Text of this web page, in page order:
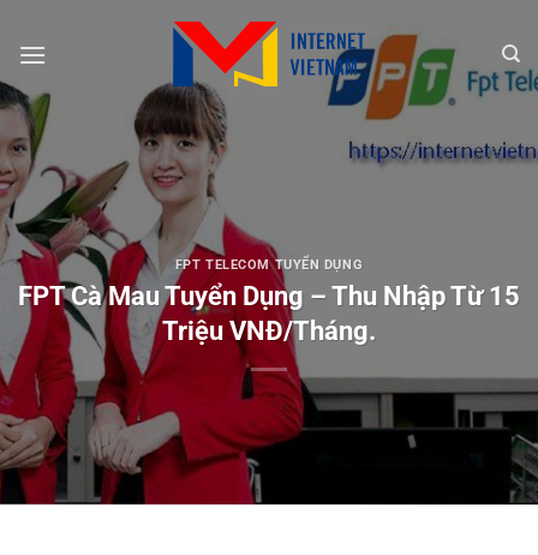
đến
nội
dung
FPT TELECOM TUYỂN DỤNG
FPT Cà Mau Tuyển Dụng – Thu Nhập Từ 15
Triệu VNĐ/Tháng.